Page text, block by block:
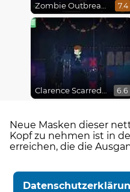
Zombie Outbreak Arena 7.4
Clarence Scarred Silly 6.6
Neue Masken dieser
Kopf zu nehmen ist in
erreichen, die die